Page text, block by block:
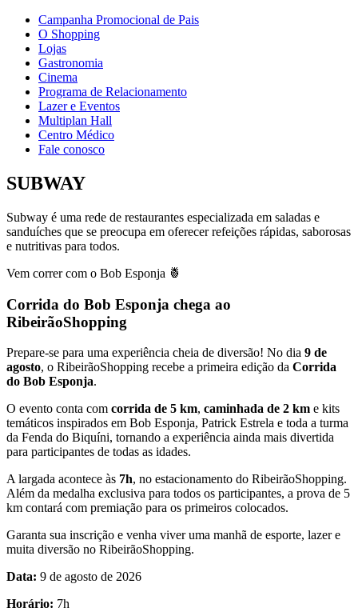
Campanha Promocional de Pais
O Shopping
Lojas
Gastronomia
Cinema
Programa de Relacionamento
Lazer e Eventos
Multiplan Hall
Centro Médico
Fale conosco
SUBWAY
Subway é uma rede de restaurantes especializada em saladas e
sanduíches que se preocupa em oferecer refeições rápidas, saborosas
e nutritivas para todos.
Vem correr com o Bob Esponja 🍍
Corrida do Bob Esponja chega ao
RibeirãoShopping
Prepare-se para uma experiência cheia de diversão! No dia 9 de
agosto, o RibeirãoShopping recebe a primeira edição da Corrida
do Bob Esponja.
O evento conta com corrida de 5 km, caminhada de 2 km e kits
temáticos inspirados em Bob Esponja, Patrick Estrela e toda a turma
da Fenda do Biquíni, tornando a experiência ainda mais divertida
para participantes de todas as idades.
A largada acontece às 7h, no estacionamento do RibeirãoShopping.
Além da medalha exclusiva para todos os participantes, a prova de 5
km contará com premiação para os primeiros colocados.
Garanta sua inscrição e venha viver uma manhã de esporte, lazer e
muita diversão no RibeirãoShopping.
Data: 9 de agosto de 2026
Horário: 7h